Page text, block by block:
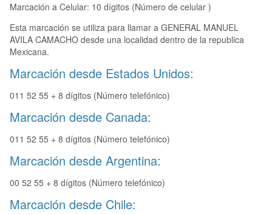
Marcación a Celular: 10 dígitos (Número de celular )
Esta marcación se utiliza para llamar a GENERAL MANUEL
AVILA CAMACHO desde una localidad dentro de la republica
Mexicana.
Marcación desde Estados Unidos:
011 52 55 + 8 dígitos (Número telefónico)
Marcación desde Canada:
011 52 55 + 8 dígitos (Número telefónico)
Marcación desde Argentina:
00 52 55 + 8 dígitos (Número telefónico)
Marcación desde Chile: